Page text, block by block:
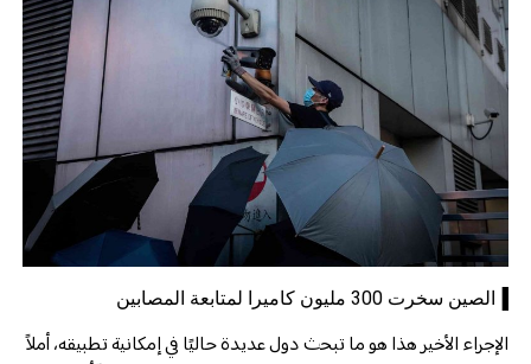
▐الصين سخرت 300 مليون كاميرا لمتابعة المصابين
الإجراء الأخير هذا هو ما تبحث دول عديدة حاليًا في إمكانية تطبيقه، أملاً